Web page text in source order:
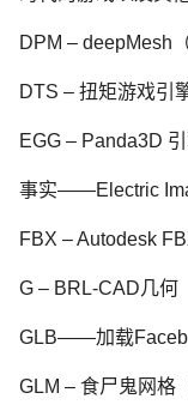
DPM – deepMesh
DTS – 扭矩游戏引
EGG – Panda3D
事实——Electric
FBX – Autodesk
G – BRL-CAD几何
GLB——加载
GLM – 食尸鬼网格